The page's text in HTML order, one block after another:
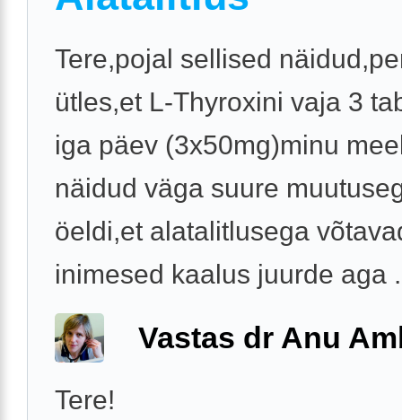
Tere,pojal sellised
ütles,et L-Thyroxini vaja 3
iga päev (3x50mg)minu
näidud väga suure
öeldi,et alatalitlusega
inimesed kaalus juurde aga
Vastas dr Anu
Tere!